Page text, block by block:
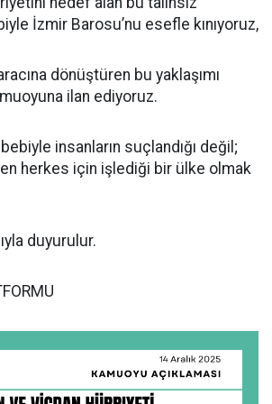
İzmir Barosu’nu esefle kınıyoruz,
dönüştüren bu yaklaşımı
ilan ediyoruz.
insanların suçlandığı değil;
herkes için işlediği bir ülke olmak
duyurulur.